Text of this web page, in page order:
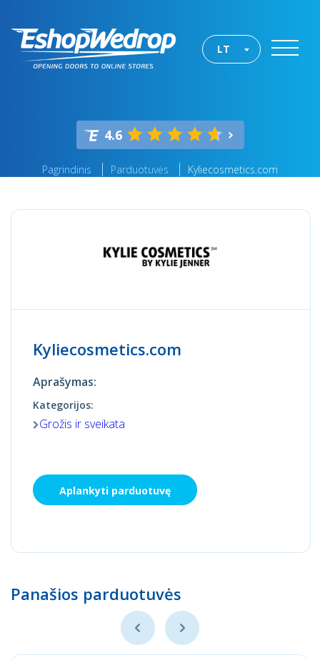
LT
4.6
Pagrindinis Parduotuvės Kyliecosmetics.com
Kyliecosmetics.com
Aprašymas:
Kategorijos:
Grožis ir sveikata
Aplankyti parduotuvę
Panašios parduotuvės